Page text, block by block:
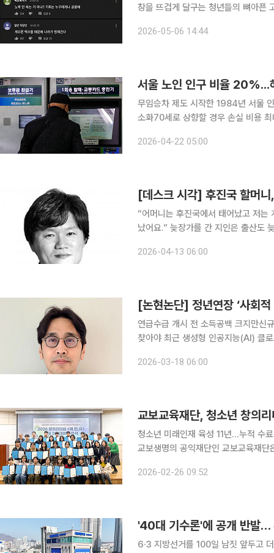
창을 뜨겁게 달구는 청년들의 뼈아픈 고백입니다. 지금 한국 사회는 '쉬었
과 조롱의 언어가 되었을까요. 단순한
2026-05-06 14:44
무임승차 제도 시작한 1984년 서울
소화70세로 상향할 경우 손실 비용 최대 34% 축소 가능 서울
2026-04-22 05:00
[데스크 시각] 후진국 할머
“어머니는 후진국에서 태어났고 저는
났어요.” 늦장가를 간 지인은 출산도 늦어서 아들이 이제 7살이다. 맞벌이하느라 아들내미를 친어머
내아이니 육아의 고단함은 ‘안 봐도
2026-04-13 06:00
[논현논단] 정년연장 ‘사회
연급수급 개시 전 소득공백 크지만신
찾아야 최근 생성형 인공지능(AI) 클로드를 만든 앤트로픽이 AI가 노동시장에 미친 초기 영향에 대
그 차이를 보여주고 있다. 이에 따르
2026-03-18 06:00
교보교육재단, 청소년 창의
청소년 미래인재 육성 11년…누적 수
교보생명의 공익재단인 교보교육재
명과 교보교육재단이 함께 운영하는 ‘
2026-02-26 09:52
'40대 기수론'에 공개 반발…
6·3 지방선거를 100일 남짓 앞두고